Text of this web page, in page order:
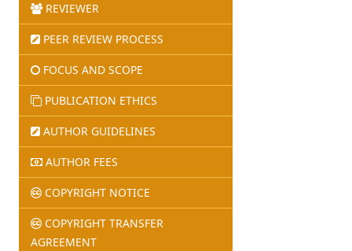
REVIEWER
PEER REVIEW PROCESS
FOCUS AND SCOPE
PUBLICATION ETHICS
AUTHOR GUIDELINES
AUTHOR FEES
COPYRIGHT NOTICE
COPYRIGHT TRANSFER
AGREEMENT